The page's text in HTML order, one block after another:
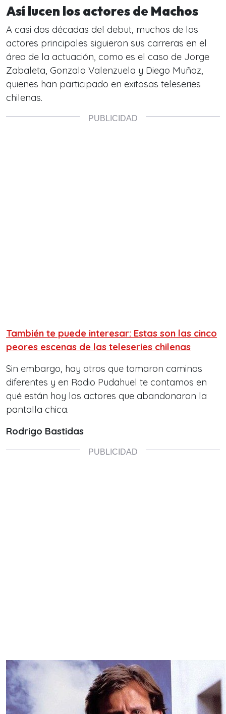
Así lucen los actores de Machos
A casi dos décadas del debut, muchos de los
actores principales siguieron sus carreras en el
área de la actuación, como es el caso de Jorge
Zabaleta, Gonzalo Valenzuela y Diego Muñoz,
quienes han participado en exitosas teleseries
chilenas.
También te puede interesar: Estas son las cinco
peores escenas de las teleseries chilenas
Sin embargo, hay otros que tomaron caminos
diferentes y en Radio Pudahuel te contamos en
qué están hoy los actores que abandonaron la
pantalla chica.
Rodrigo Bastidas